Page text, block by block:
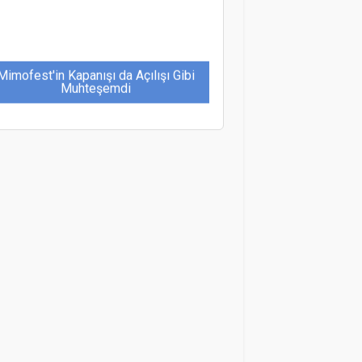
Kapanışı da Açılışı Gibi
Muhteşemdi